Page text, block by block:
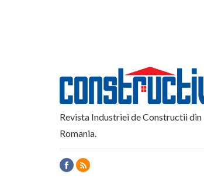
Revista Industriei de Constructii din
Romania.